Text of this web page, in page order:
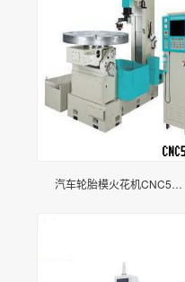
汽车轮胎模火花机CNC500T